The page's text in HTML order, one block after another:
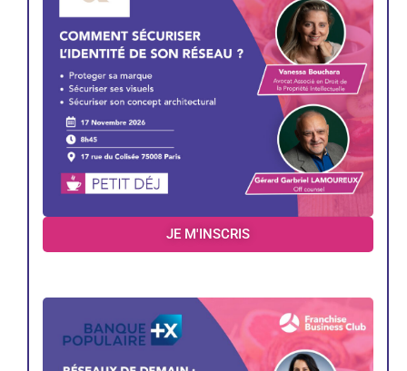
JE M'INSCRIS